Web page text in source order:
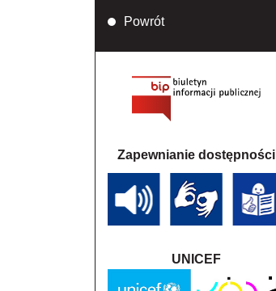
Powrót
Zapewnianie dostępności
UNICEF